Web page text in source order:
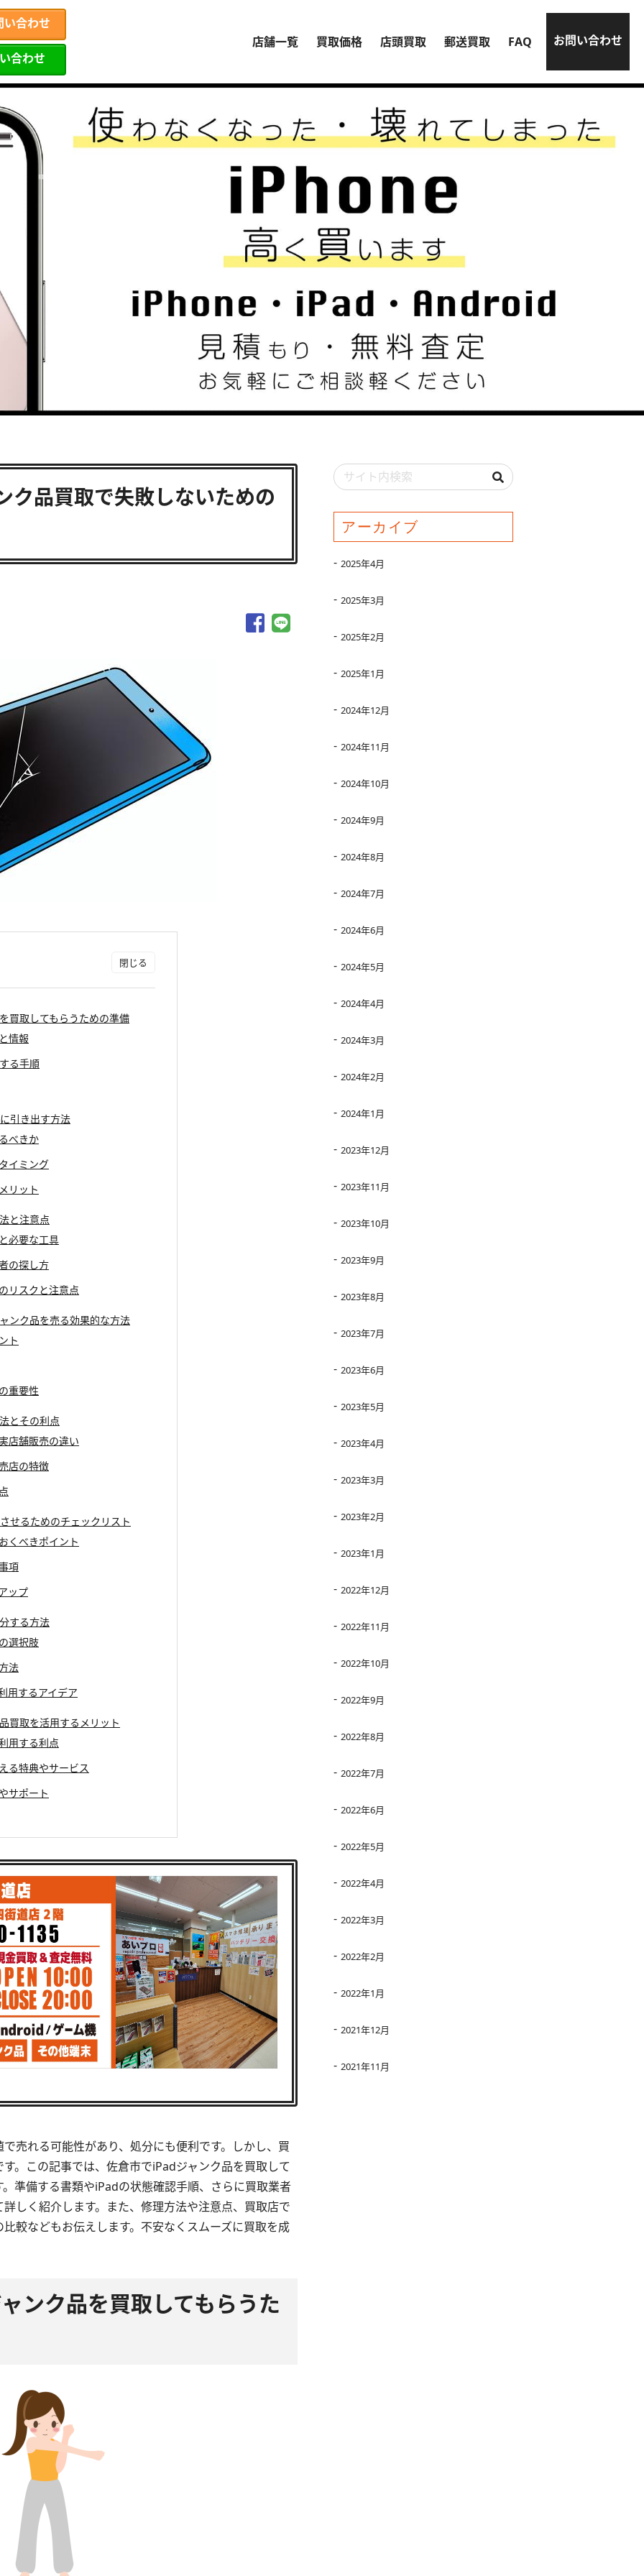
い合わせ
合わせ
店舗一覧 買取価格 店頭買取 郵送買取 FAQ お問い合わせ
ク品買取で失敗しないための
買取してもらうための準備
情報
る手順
引き出す方法
べきか
イミング
リット
と注意点
必要な工具
の探し方
リスクと注意点
ンク品を売る効果的な方法
ト
重要性
とその利点
店舗販売の違い
店の特徴
せるためのチェックリスト
くべきポイント
項
ップ
する方法
選択肢
法
用するアイデア
買取を活用するメリット
用する利点
る特典やサービス
サポート
売れる可能性があり、処分にも便利です。しかし、買
。この記事では、佐倉市でiPadジャンク品を買取して
準備する書類やiPadの状態確認手順、さらに買取業者
しく紹介します。また、修理方法や注意点、買取店で
較などもお伝えします。不安なくスムーズに買取を成
ンク品を買取してもらうた
アーカイブ
2025年4月
2025年3月
2025年2月
2025年1月
2024年12月
2024年11月
2024年10月
2024年9月
2024年8月
2024年7月
2024年6月
2024年5月
2024年4月
2024年3月
2024年2月
2024年1月
2023年12月
2023年11月
2023年10月
2023年9月
2023年8月
2023年7月
2023年6月
2023年5月
2023年4月
2023年3月
2023年2月
2023年1月
2022年12月
2022年11月
2022年10月
2022年9月
2022年8月
2022年7月
2022年6月
2022年5月
2022年4月
2022年3月
2022年2月
2022年1月
2021年12月
2021年11月